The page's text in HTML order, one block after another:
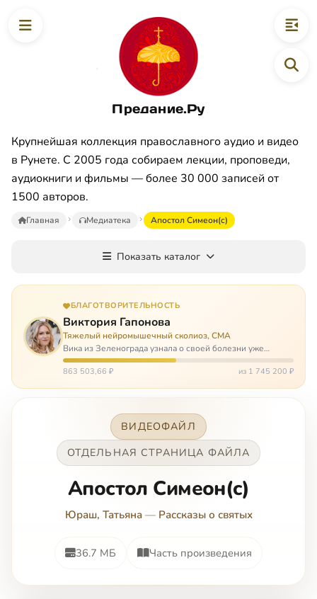
Предание.Ру
Крупнейшая коллекция православного аудио и видео
в Рунете. С 2005 года собираем лекции, проповеди,
аудиокниги и фильмы — более 30 000 записей от
1500 авторов.
Главная Медиатека Апостол Симеон(c)
Показать каталог
БЛАГОТВОРИТЕЛЬНОСТЬ
Виктория Гапонова
Тяжелый нейромышечный сколиоз, СМА
Вика из Зеленограда узнала о своей болезни уже
будучи в сознательном возрасте. Ей пришлось
привыкать к инвалидной коляске и сильнейшему
863 503,66 ₽ из 1 745 200 ₽
ВИДЕОФАЙЛ
ОТДЕЛЬНАЯ СТРАНИЦА ФАЙЛА
Апостол Симеон(c)
Юраш, Татьяна— Рассказы о святых
36.7 МБ Часть произведения